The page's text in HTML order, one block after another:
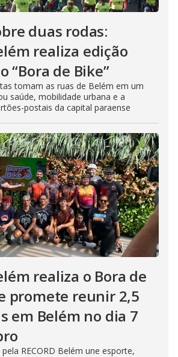
duas rodas:
realiza edição
“Bora de Bike”
tomam as ruas de Belém em um
saúde, mobilidade urbana e a
postais da capital paraense
realiza o Bora de
promete reunir 2,5
em Belém no dia 7
RECORD Belém une esporte,